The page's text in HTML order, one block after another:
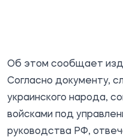
Об этом сообщает
Согласно документу,
украинского народа,
войсками под
руководства РФ,